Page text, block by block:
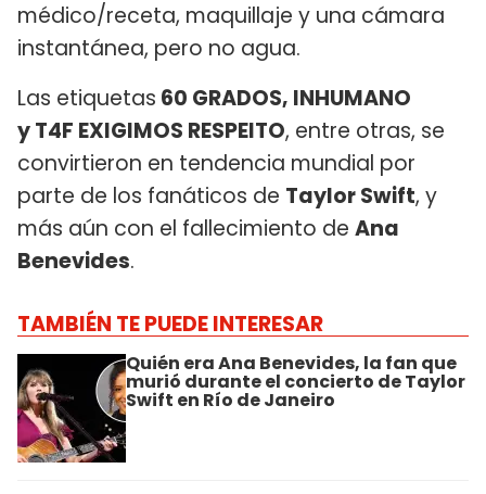
médico/receta, maquillaje y una cámara
instantánea, pero no agua.
Las etiquetas 60 GRADOS, INHUMANO
y T4F EXIGIMOS RESPEITO, entre otras, se
convirtieron en tendencia mundial por
parte de los fanáticos de Taylor Swift, y
más aún con el fallecimiento de Ana
Benevides.
TAMBIÉN TE PUEDE INTERESAR
Quién era Ana Benevides, la fan que
murió durante el concierto de Taylor
Swift en Río de Janeiro